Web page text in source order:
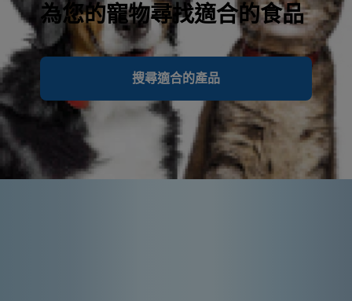
為您的寵物尋找適合的食品
搜尋適合的產品